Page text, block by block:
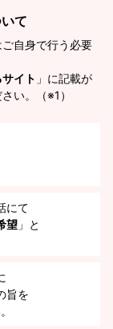
て
自身で行う必要
イト 」に記載が
い。（※1）
にて
望 」と
旨を